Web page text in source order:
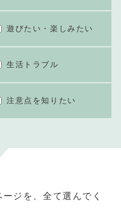
遊びたい・楽しみたい
生活トラブル
注意点を知りたい
ジを、全て選んでく